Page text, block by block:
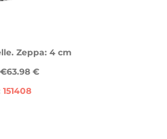
Zeppa: 4 cm
63.98 €
151408